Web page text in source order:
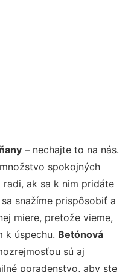
– nechajte to na nás.
spokojných
ak sa k nim pridáte
snažíme prispôsobiť a
miere, pretože vieme,
k úspechu. Betónová
sú aj
poradenstvo, aby ste